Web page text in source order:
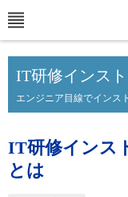
IT研修インス
エンジニア目線でインス
IT研修インス
とは